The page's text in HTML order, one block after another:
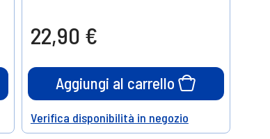
22,90 €
Aggiungi al carrello
Help
Verifica disponibilità in negozio